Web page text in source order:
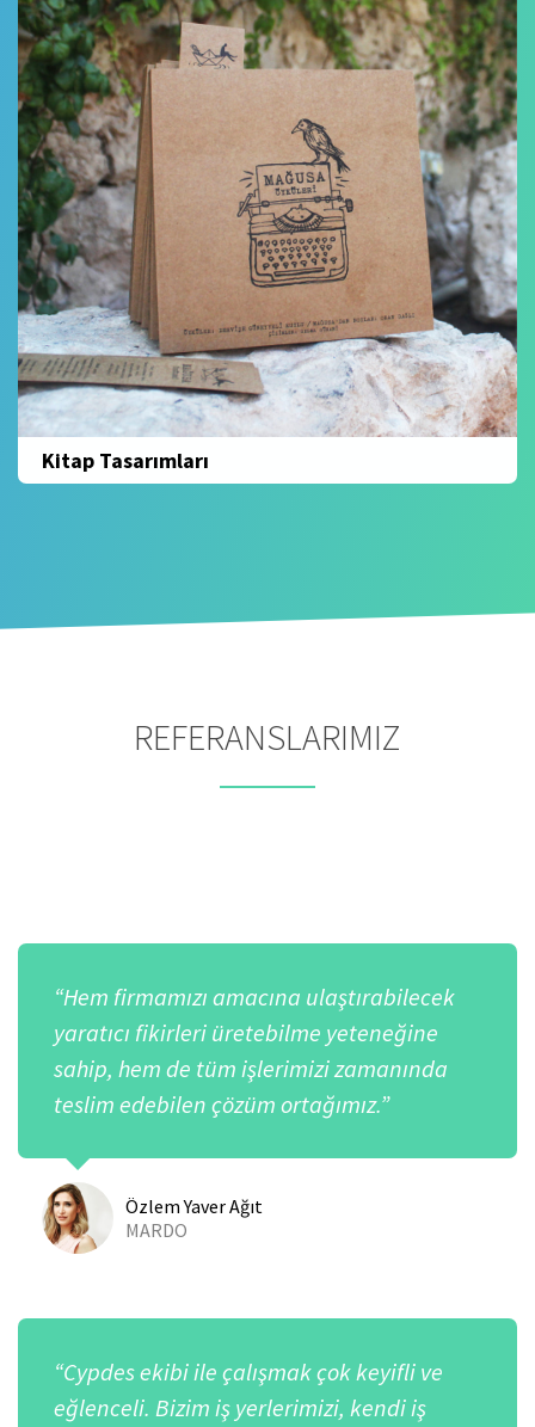
Kitap Tasarımları
REFERANSLARIMIZ
“Hem firmamızı amacına ulaştırabilecek
yaratıcı fikirleri üretebilme yeteneğine
sahip, hem de tüm işlerimizi zamanında
teslim edebilen çözüm ortağımız.”
Özlem Yaver Ağıt
MARDO
“Cypdes ekibi ile çalışmak çok keyifli ve
eğlenceli. Bizim iş yerlerimizi, kendi iş